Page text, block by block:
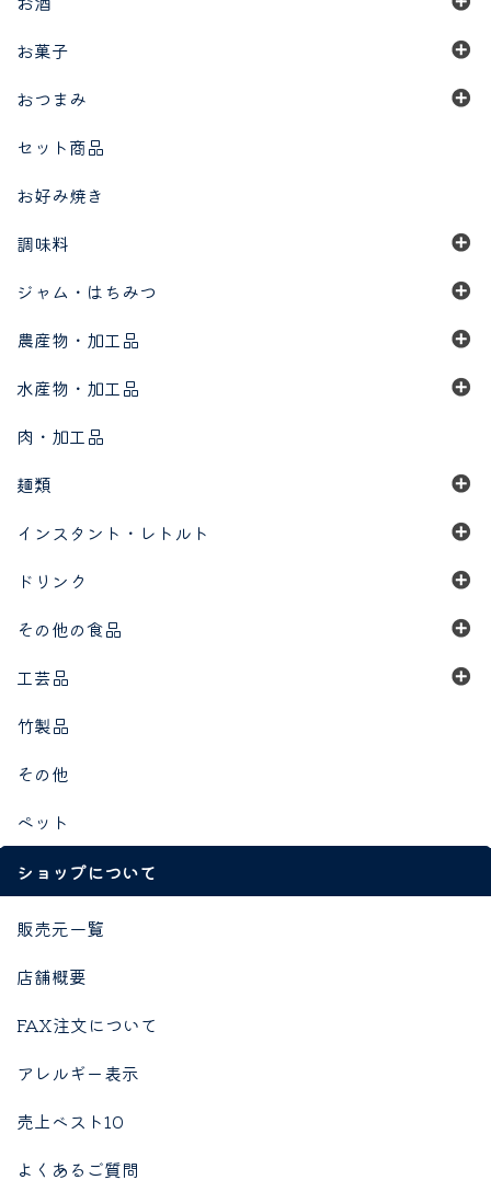
お菓子
おつまみ
セット商品
お好み焼き
調味料
ジャム・はちみつ
農産物・加工品
水産物・加工品
肉・加工品
麺類
インスタント・レトルト
ドリンク
その他の食品
工芸品
竹製品
その他
ペット
ショップについて
販売元一覧
店舗概要
FAX注文について
アレルギー表示
売上ベスト10
よくあるご質問